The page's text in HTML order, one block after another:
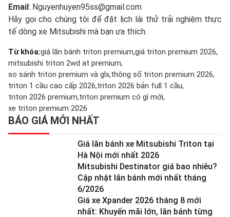
Email: Nguyenhuyen95ss@gmail.com
Hãy gọi cho chúng tôi để đặt lịch lái thử trải nghiệm thực
tế dòng xe Mitsubishi mà bạn ưa thích.
Từ khóa:giá lăn bánh triton premium giá triton premium 2026
mitsubishi triton 2wd at premium
so sánh triton premium và glx thông số triton premium 2026
triton 1 cầu cao cấp 2026 triton 2026 bản full 1 cầu
triton 2026 premium triton premium có gì mới
xe triton premium 2026
BÁO GIÁ MỚI NHẤT
Giá lăn bánh xe Mitsubishi Triton tại
Hà Nội mới nhất 2026
Mitsubishi Destinator giá bao nhiêu?
Cập nhật lăn bánh mới nhất tháng
6/2026
Giá xe Xpander 2026 tháng 8 mới
nhất: Khuyến mãi lớn, lăn bánh từng